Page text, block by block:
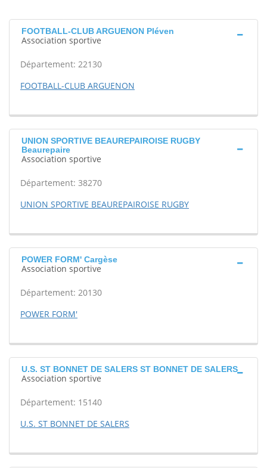
FOOTBALL-CLUB ARGUENON Pléven
Association sportive
Département: 22130
FOOTBALL-CLUB ARGUENON
UNION SPORTIVE BEAUREPAIROISE RUGBY
Beaurepaire
Association sportive
Département: 38270
UNION SPORTIVE BEAUREPAIROISE RUGBY
POWER FORM' Cargèse
Association sportive
Département: 20130
POWER FORM'
U.S. ST BONNET DE SALERS ST BONNET DE SALERS
Association sportive
Département: 15140
U.S. ST BONNET DE SALERS